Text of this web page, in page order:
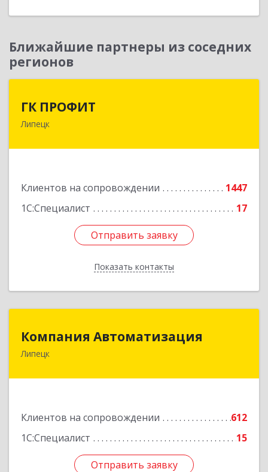
Ближайшие партнеры из соседних
регионов
ГК ПРОФИТ
Липецк
Клиентов на сопровождении
1447
1С:Специалист
17
Отправить заявку
Показать контакты
398001, Липецкая обл, Липецк г, Советская ул,
Отправить заявку
Назад
Компания Автоматизация
Липецк
Клиентов на сопровождении
612
1С:Специалист
15
Отправить заявку
398001, Липецкая обл, Липецк г, Победы пл,
Отправить заявку